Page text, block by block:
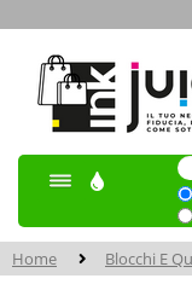
Home Blocchi E